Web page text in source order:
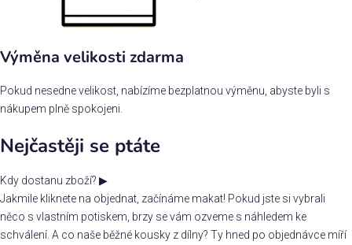
Výměna velikosti zdarma
Pokud nesedne velikost, nabízíme bezplatnou výměnu, abyste byli s
nákupem plně spokojeni.
Nejčastěji se ptáte
Kdy dostanu zboží? ▶
Jakmile kliknete na objednat, začínáme makat! Pokud jste si vybrali
něco s vlastním potiskem, brzy se vám ozveme s náhledem ke
schválení. A co naše běžné kousky z dílny? Ty hned po objednávce míří